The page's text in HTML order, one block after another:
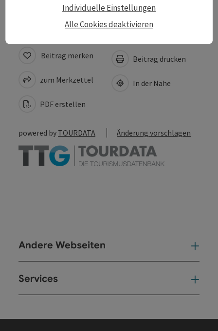
Beitrag merken
zum Merkzettel
PDF erstellen
Beitrag drucken
In der Nähe
powered by TOURDATA Änderung vorschlagen
Andere Webseiten
Services
Alle Cookies deaktivieren
Individuelle Einstellungen